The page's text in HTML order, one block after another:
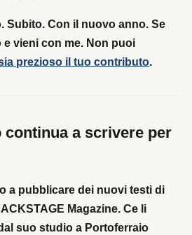
Subito. Con il nuovo anno. Se
e vieni con me. Non puoi
prezioso il tuo contributo.
continua a scrivere per
a pubblicare dei nuovi testi di
Magazine. Ce li
suo studio a Portoferraio